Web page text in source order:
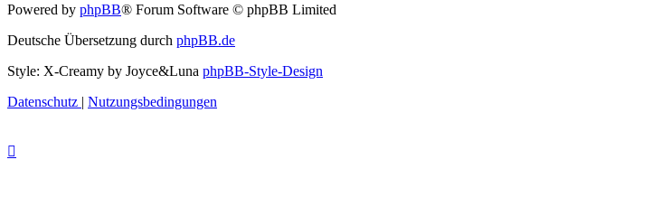
Powered by phpBB® Forum Software © phpBB Limited
Deutsche Übersetzung durch phpBB.de
Style: X-Creamy by Joyce&Luna phpBB-Style-Design
Datenschutz | Nutzungsbedingungen